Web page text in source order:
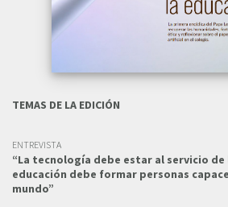
TEMAS DE LA EDICIÓN
ENTREVISTA
“La tecnología debe estar al servicio de
educación debe formar personas
mundo”